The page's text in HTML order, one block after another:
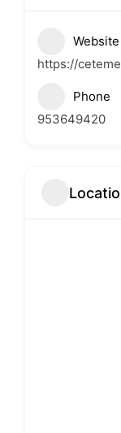
Website
https://
Phone
953649420